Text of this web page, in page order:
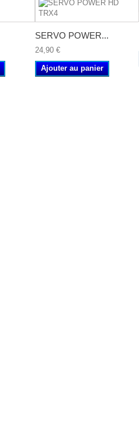
SERVO POWER...
24,90 €
Ajouter au panier